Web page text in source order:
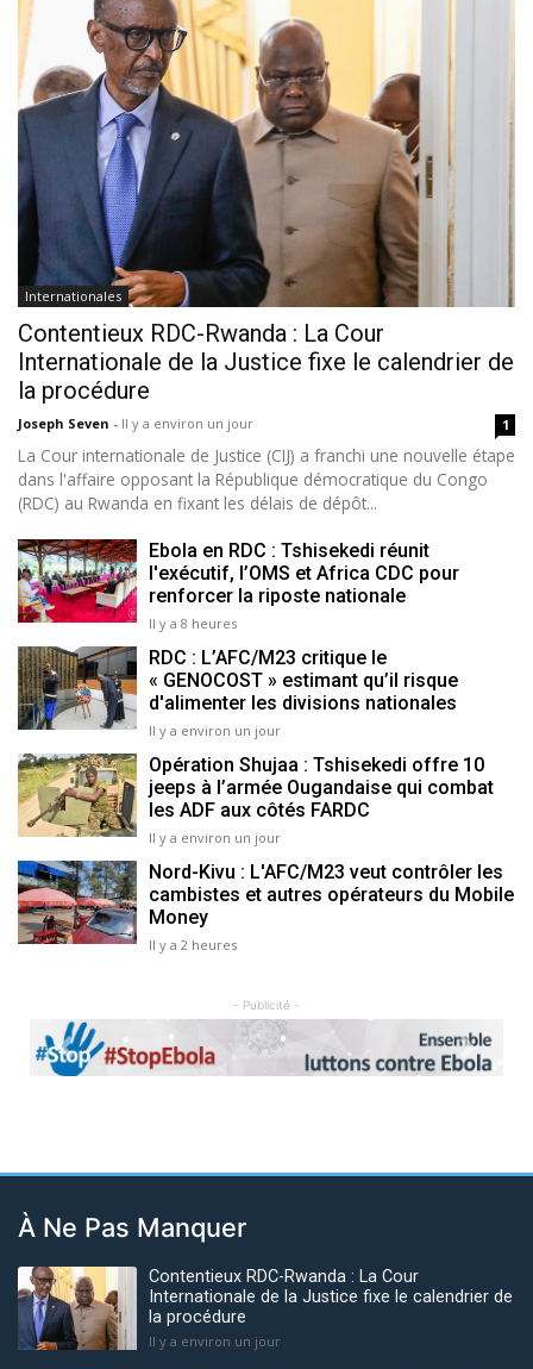
Internationales
Contentieux RDC-Rwanda : La Cour
Internationale de la Justice fixe le calendrier de
la procédure
Joseph Seven - Il y a environ un jour 1
La Cour internationale de Justice (CIJ) a franchi une nouvelle étape
dans l'affaire opposant la République démocratique du Congo
(RDC) au Rwanda en fixant les délais de dépôt...
Ebola en RDC : Tshisekedi réunit
l'exécutif, l’OMS et Africa CDC pour
renforcer la riposte nationale
Il y a 8 heures
RDC : L’AFC/M23 critique le
« GENOCOST » estimant qu’il risque
d'alimenter les divisions nationales
Il y a environ un jour
Opération Shujaa : Tshisekedi offre 10
jeeps à l’armée Ougandaise qui combat
les ADF aux côtés FARDC
Il y a environ un jour
Nord-Kivu : L'AFC/M23 veut contrôler les
cambistes et autres opérateurs du Mobile
Money
Il y a 2 heures
- Publicité -
Previous Next
À Ne Pas Manquer
Contentieux RDC-Rwanda : La Cour
Internationale de la Justice fixe le calendrier de
la procédure
Il y a environ un jour